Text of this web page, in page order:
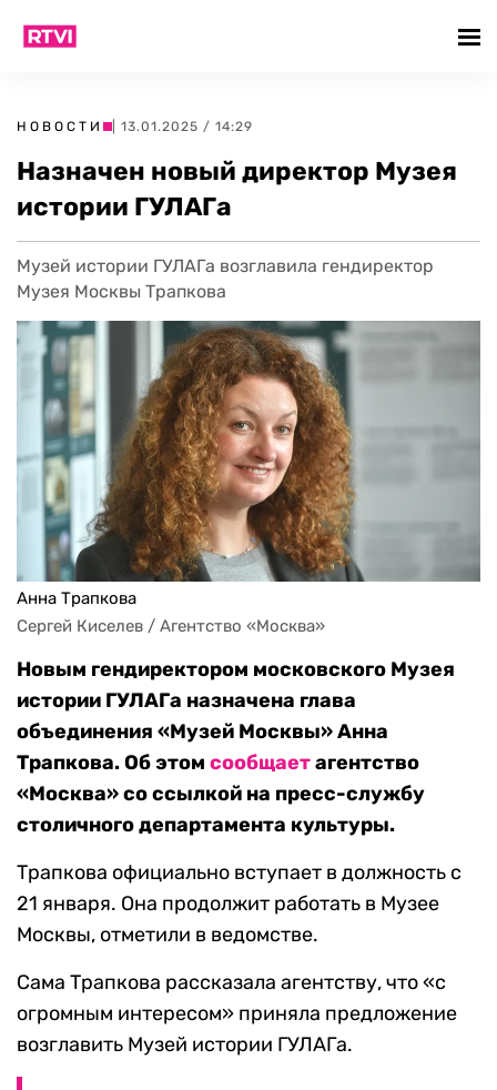
НОВОСТИ | 13.01.2025 / 14:29
Назначен новый директор Музея
истории ГУЛАГа
Музей истории ГУЛАГа возглавила гендиректор
Музея Москвы Трапкова
Анна Трапкова
Сергей Киселев / Агентство «Москва»
Новым гендиректором московского Музея
истории ГУЛАГа назначена глава
объединения «Музей Москвы» Анна
Трапкова. Об этом сообщаетагентство
«Москва» со ссылкой на пресс-службу
столичного департамента культуры.
Трапкова официально вступает в должность с
21 января. Она продолжит работать в Музее
Москвы, отметили в ведомстве.
Сама Трапкова рассказала агентству, что «с
огромным интересом» приняла предложение
возглавить Музей истории ГУЛАГа.